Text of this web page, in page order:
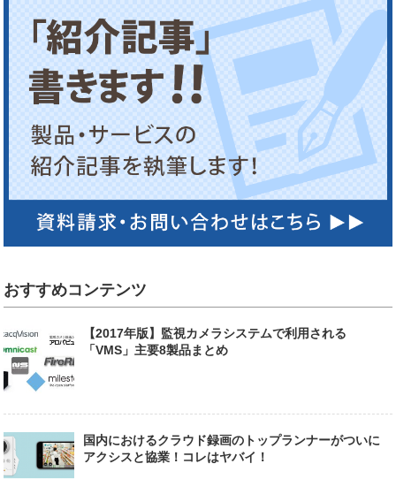
おすすめコンテンツ
【2017年版】監視カメラシステムで利用される
「VMS」主要8製品まとめ
国内におけるクラウド録画のトップランナーがついに
アクシスと協業！コレはヤバイ！